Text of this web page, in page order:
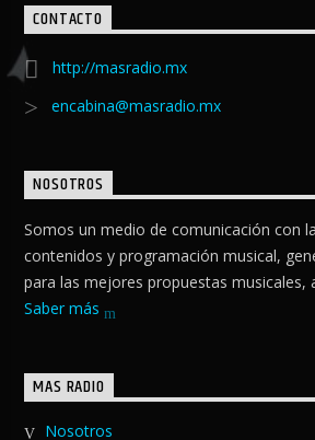
CONTACTO
http://masradio.mx
encabina@masradio.mx
NOSOTROS
Somos un medio de comunicación con
contenidos y programación musical,
para las mejores propuestas musicales,
Saber más
MAS RADIO
Nosotros